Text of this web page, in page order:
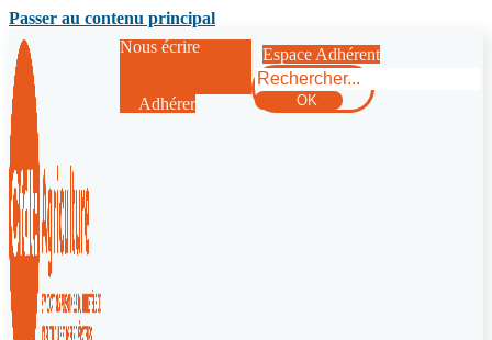
Passer au contenu principal
Nous écrire
Adhérer
Espace Adhérent
Rechercher
OK